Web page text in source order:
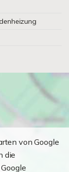
von Google
die